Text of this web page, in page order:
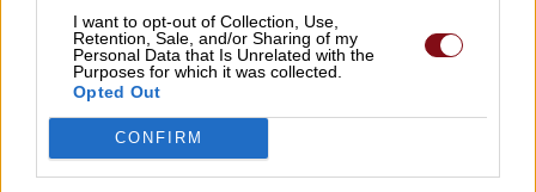
I want to opt-out of Collection, Use,
Retention, Sale, and/or Sharing of my
Personal Data that Is Unrelated with the
Purposes for which it was collected.
Opted Out
CONFIRM
Τακτική Γενική Συνέλευση και εκλογές
στον Εξωραϊστικό Σύλλογο Καστρί –
Λουτρό
07/08/2026 , 11:28